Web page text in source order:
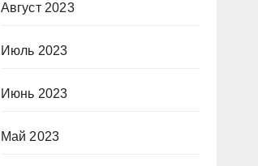
Август 2023
Июль 2023
Июнь 2023
Май 2023